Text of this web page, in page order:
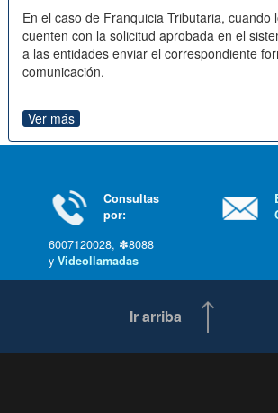
En el caso de Franquicia Tributaria, cuando
cuenten con la solicitud aprobada en el
a las entidades enviar el correspondiente
comunicación.
Ver más
Consultas
por:
6007120028, ✽8088
yVideollamadas
Ir arriba